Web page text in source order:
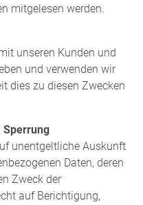
mitgelesen werden.
unseren Kunden und
und verwenden wir
dies zu diesen Zwecken
Sperrung
unentgeltliche Auskunft
Daten, deren
Zweck der
auf Berichtigung,